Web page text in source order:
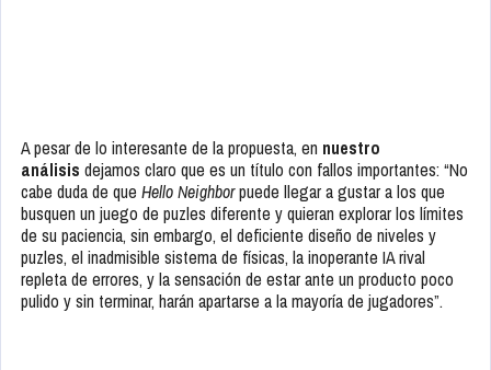
A pesar de lo interesante de la propuesta, en nuestro
análisis dejamos claro que es un título con fallos importantes: “No
cabe duda de que Hello Neighborpuede llegar a gustar a los que
busquen un juego de puzles diferente y quieran explorar los límites
de su paciencia, sin embargo, el deficiente diseño de niveles y
puzles, el inadmisible sistema de físicas, la inoperante IA rival
repleta de errores, y la sensación de estar ante un producto poco
pulido y sin terminar, harán apartarse a la mayoría de jugadores”.